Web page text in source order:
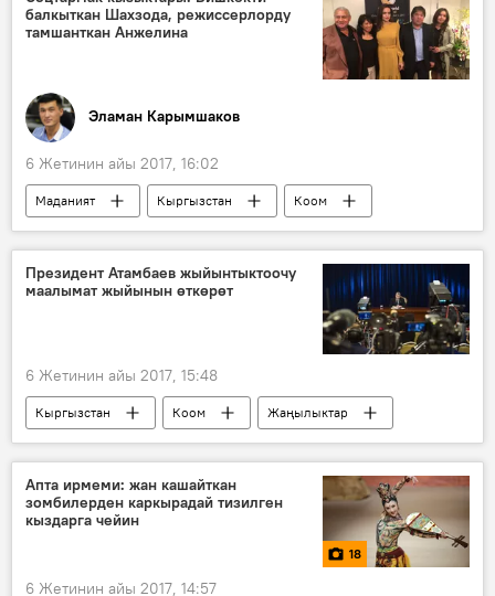
балкыткан Шахзода, режиссерлорду
тамшанткан Анжелина
Эламан Карымшаков
6 Жетинин айы 2017, 16:02
Маданият Кыргызстан
Коом
Жаңылыктар
Анжелина Жоли
социалдык тармак
Соцтармактардагы кызыктар
Президент Атамбаев жыйынтыктоочу
маалымат жыйынын өткөрөт
6 Жетинин айы 2017, 15:48
Кыргызстан Коом
Жаңылыктар
Алмазбек Атамбаев
президент
инаугурация
маалымат жыйын
Апта ирмеми: жан кашайткан
зомбилерден каркырадай тизилген
кыздарга чейин
18
6 Жетинин айы 2017, 14:57